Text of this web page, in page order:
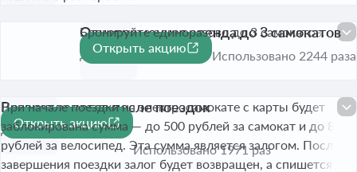
Одновременная аренда до 3 самокатов
До 30 сент. 2026
Бронируйте единоразово до 3 самокатов.
Открыть акцию
Использовано 2244 раза
Возврат залогов после поездок
До 30 сент. 2026
При начале поездки на электросамокате с карты будет
заблокирована сумма — до 500 рублей за самокат и до 80
рублей за велосипед. Эта сумма является залогом. После
завершения поездки залог будет возвращен, а спишется
Открыть акцию
Использовано 1971 раз